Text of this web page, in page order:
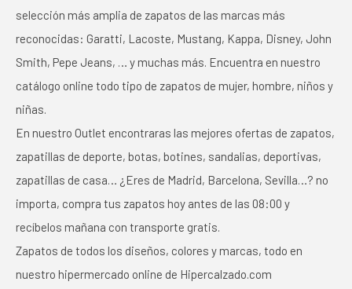
selección más amplia de zapatos de las marcas más
reconocidas: Garatti, Lacoste, Mustang, Kappa, Disney, John
Smith, Pepe Jeans, … y muchas más. Encuentra en nuestro
catálogo online todo tipo de zapatos de mujer, hombre, niños y
niñas.
En nuestro Outlet encontraras las mejores ofertas de zapatos,
zapatillas de deporte, botas, botines, sandalias, deportivas,
zapatillas de casa… ¿Eres de Madrid, Barcelona, Sevilla…? no
importa, compra tus zapatos hoy antes de las 08:00 y
recíbelos mañana con transporte gratis.
Zapatos de todos los diseños, colores y marcas, todo en
nuestro hipermercado online de Hipercalzado.com